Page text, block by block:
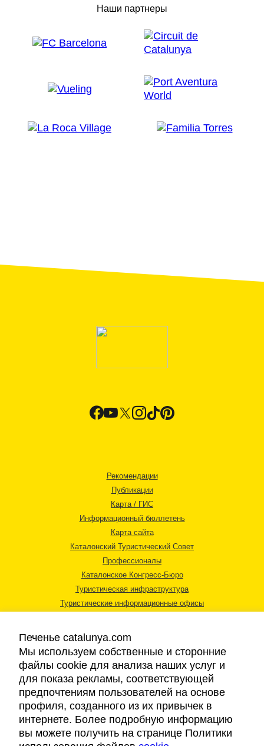
Наши партнеры
Рекомендации
Публикации
Карта / ГИС
Информационный бюллетень
Карта сайта
Каталонский Туристический Совет
Профессионалы
Каталонское Конгресс-Бюро
Туристическая инфраструктура
Туристические информационные офисы
Правовая информация
Cookies
Доступность
Печенье catalunya.com
Мы используем собственные и сторонние
файлы cookie для анализа наших услуг и
для показа рекламы, соответствующей
предпочтениям пользователей на основе
профиля, созданного из их привычек в
интернете. Более подробную информацию
вы можете получить на странице Политики